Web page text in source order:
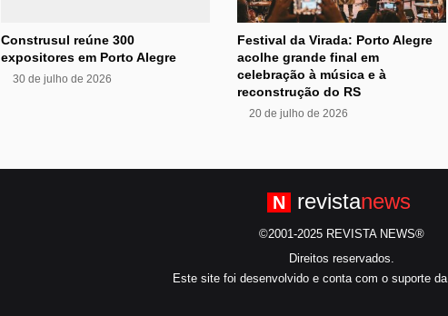
Construsul reúne 300
expositores em Porto Alegre
30 de julho de 2026
Festival da Virada: Porto Alegre
acolhe grande final em
celebração à música e à
reconstrução do RS
20 de julho de 2026
N revistanews
©2001-2025 REVISTA NEWS®
Direitos reservados.
Este site foi desenvolvido e conta com o suporte da